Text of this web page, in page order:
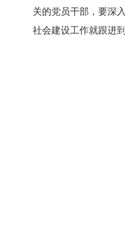
关的党员干部，要深
社会建设工作就跟进